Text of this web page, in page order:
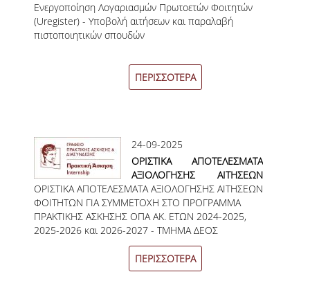
ΣΠΟΥΔΩΝ
ΚΑΤΕΥΘΥΝΣΕΙΣ ΣΠΟΥΔΩΝ & ΔΗΛΩΣΕΙΣ
ΜΑΘΗΜΑΤΑ ΕΠΙΛΟΓΗΣ ΑΠΟ ΑΛΛΑ
ΥΠΟΣΤΗΡΙΞΗ ΣΠΟΥΔΩΝ
ΔΙΠΛΩΜΑΤΙΚΗ ΕΡΓΑΣΙΑ
ΓΕΝΙΚΕΣ ΠΛΗΡΟΦΟΡΙΕΣ
ΟΔΗΓΙΕΣ ΓΙΑ ΤΗ ΣΥΜΜΕΤΟΧΗ
ΣΤΟ ΜΑΘΗΜΑ «ΣΕΜΙΝΑΡΙΟ ΚΑΙ
ΔΙΠΛΩΜΑΤΙΚΗ ΕΡΓΑΣΙΑ»
(Uregister) - Υποβολή
αιτήσεων και παραλαβή
πιστοποιητικών σπουδών
Ενεργοποίηση Λογαριασμών Πρωτοετών Φοιτητών
(Uregister) - Υποβολή αιτήσεων και παραλαβή
πιστοποιητικών σπουδών
ΠΕΡΙΣΣΟΤΕΡΑ
24-09-2025
ΟΡΙΣΤΙΚΑ ΑΠΟΤΕΛΕΣΜΑΤΑ
ΑΞΙΟΛΟΓΗΣΗΣ ΑΙΤΗΣΕΩΝ
ΦΟΙΤΗΤΩΝ ΓΙΑ ΣΥΜΜΕΤΟΧΗ
ΣΤΟ ΠΡΟΓΡΑΜΜΑ ΠΡΑΚΤΙΚΗΣ
ΑΣΚΗΣΗΣ ΟΠΑ ΑΚ. ΕΤΩΝ
2024-2025, 2025-2026 και
2026-2027 - ΤΜΗΜΑ ΔΕΟΣ
ΧΕΙΜΕΡΙΝΟΥ ΕΞΑΜΗΝΟΥ
ΑΚ.ΕΤΟΣ 2025 - 2026
ΟΡΙΣΤΙΚΑ ΑΠΟΤΕΛΕΣΜΑΤΑ ΑΞΙΟΛΟΓΗΣΗΣ ΑΙΤΗΣΕΩΝ
ΦΟΙΤΗΤΩΝ ΓΙΑ ΣΥΜΜΕΤΟΧΗ ΣΤΟ ΠΡΟΓΡΑΜΜΑ
ΠΡΑΚΤΙΚΗΣ ΑΣΚΗΣΗΣ ΟΠΑ ΑΚ. ΕΤΩΝ 2024-2025,
2025-2026 και 2026-2027 - ΤΜΗΜΑ ΔΕΟΣ
ΧΕΙΜΕΡΙΝΟΥ ΕΞΑΜΗΝΟΥ ΑΚ.ΕΤΟΣ 2025 - 2026
ΠΕΡΙΣΣΟΤΕΡΑ